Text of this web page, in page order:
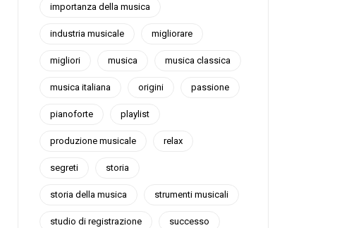
importanza della musica
industria musicale migliorare
migliori musica musica classica
musica italiana origini passione
pianoforte playlist
produzione musicale relax
segreti storia
storia della musica strumenti musicali
studio di registrazione successo